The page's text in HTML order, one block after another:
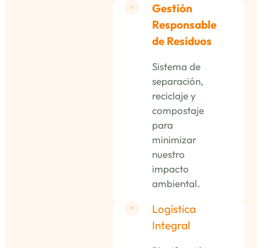
Gestión
Responsable
de Residuos
Sistema de
separación,
reciclaje y
compostaje
para
minimizar
nuestro
impacto
ambiental.
Logística
Integral